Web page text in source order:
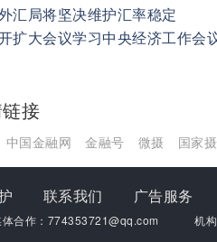
汇局将坚决维护汇率稳定
扩大会议学习中央经济工作会
接
中国金融网 金融号 微摄 国家
联系我们 广告服务
体合作：774353721@qq.com 机